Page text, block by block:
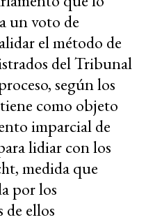
un voto de
el método de
del Tribunal
según los
como objeto
imparcial de
lidiar con los
medida que
por los
de ellos